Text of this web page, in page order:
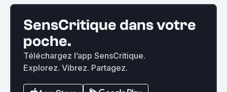
SensCritique dans votre
poche.
Téléchargez l’app SensCritique.
Explorez. Vibrez. Partagez.